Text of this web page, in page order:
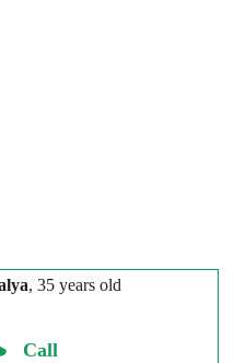
, 35 years old
Call